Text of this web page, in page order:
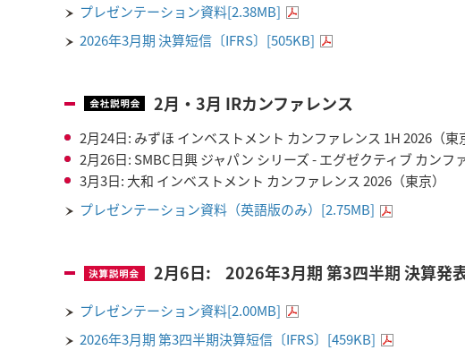
プレゼンテーション資料[2.38MB]
2026年3月期 決算短信〔IFRS〕[505KB]
2月・3月 IRカンファレンス
2月24日: みずほ インベストメント カンファレンス 1H 2026（東
2月26日: SMBC日興 ジャパン シリーズ - エグゼクティブ カンフ
3月3日: 大和 インベストメント カンファレンス 2026（東京）
プレゼンテーション資料（英語版のみ）[2.75MB]
2月6日: 2026年3月期 第3四半期 決算発
プレゼンテーション資料[2.00MB]
2026年3月期 第3四半期決算短信〔IFRS〕[459KB]